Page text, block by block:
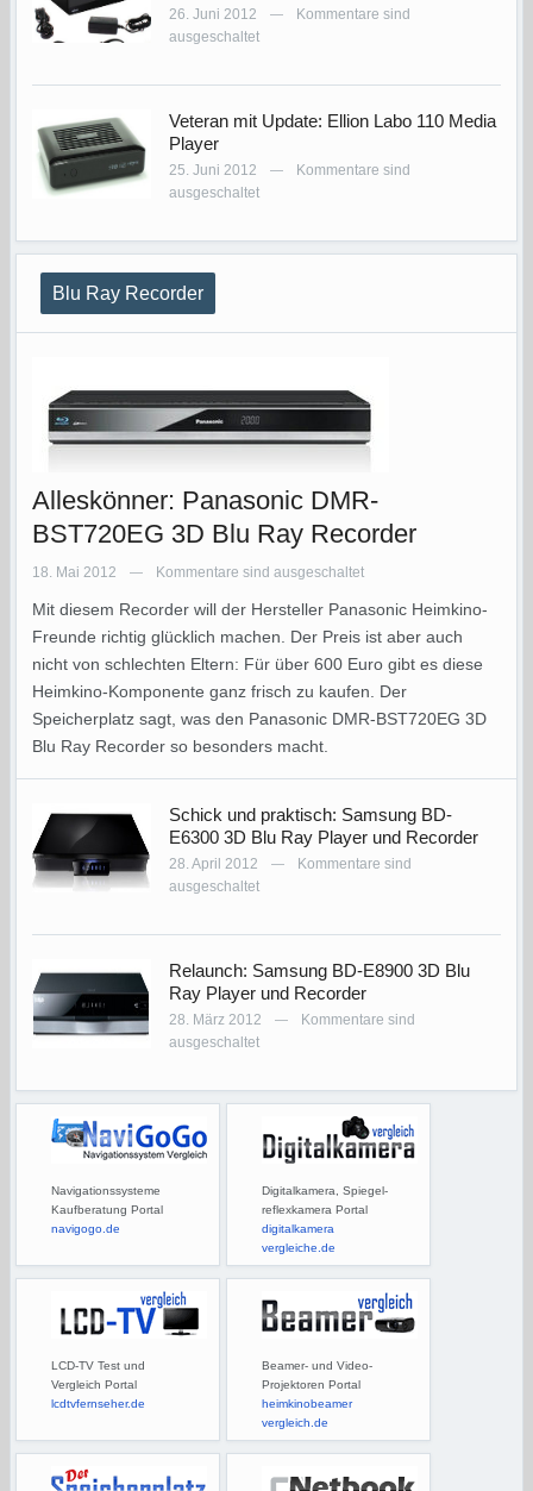
26. Juni 2012 —
Kommentare sind
ausgeschaltet
Veteran mit Update: Ellion Labo 110 Media
Player
25. Juni 2012 —
Kommentare sind
ausgeschaltet
Blu Ray Recorder
Alleskönner: Panasonic DMR-
BST720EG 3D Blu Ray Recorder
18. Mai 2012 — Kommentare sind ausgeschaltet
Mit diesem Recorder will der Hersteller Panasonic Heimkino-
Freunde richtig glücklich machen. Der Preis ist aber auch
nicht von schlechten Eltern: Für über 600 Euro gibt es diese
Heimkino-Komponente ganz frisch zu kaufen. Der
Speicherplatz sagt, was den Panasonic DMR-BST720EG 3D
Blu Ray Recorder so besonders macht.
Schick und praktisch: Samsung BD-
E6300 3D Blu Ray Player und Recorder
28. April 2012 —
Kommentare sind
ausgeschaltet
Relaunch: Samsung BD-E8900 3D Blu
Ray Player und Recorder
28. März 2012 —
Kommentare sind
ausgeschaltet
Navigationssysteme
Kaufberatung Portal
navigogo.de
Digitalkamera, Spiegel-
reflexkamera Portal
digitalkamera
vergleiche.de
LCD-TV Test und
Vergleich Portal
lcdtvfernseher.de
Beamer- und Video-
Projektoren Portal
heimkinobeamer
vergleich.de